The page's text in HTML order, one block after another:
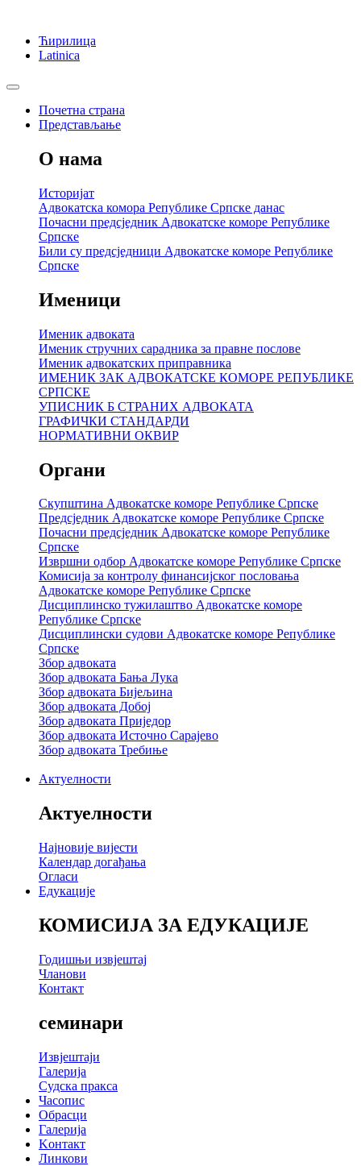
Ћирилица
Latinica
Почетна страна
Представљање
О нама
Историјат
Адвокатска комора Републике Српске данас
Почасни предсједник Адвокатске коморе Републике
Српске
Били су предсједници Адвокатске коморе Републике
Српске
Именици
Именик адвоката
Именик стручних сарадника за правне послове
Именик адвокатских приправника
ИМЕНИК ЗАК АДВОКАТСКЕ КОМОРЕ РЕПУБЛИКЕ
СРПСКЕ
УПИСНИК Б СТРАНИХ АДВОКАТА
ГРАФИЧКИ СТАНДАРДИ
НОРМАТИВНИ ОКВИР
Органи
Скупштина Адвокатске коморе Републике Српске
Предсједник Адвокатске коморе Републике Српске
Почасни предсједник Адвокатске коморе Републике
Српске
Извршни одбор Адвокатске коморе Републике Српске
Комисија за контролу финансијског пословања
Адвокатске коморе Републике Српске
Дисциплинско тужилаштво Адвокатске коморе
Републике Српске
Дисциплински судови Адвокатске коморе Републике
Српске
Збор адвоката
Збор адвоката Бања Лука
Збор адвоката Бијељина
Збор адвоката Добој
Збор адвоката Приједор
Збор адвоката Источно Сарајево
Збор адвоката Требиње
Актуелности
Актуелности
Најновије вијести
Календар догађања
Огласи
Едукације
КОМИСИЈА ЗА ЕДУКАЦИЈЕ
Годишњи извјештај
Чланови
Контакт
семинари
Извјештаји
Галерија
Судска пракса
Часопис
Обрасци
Галерија
Kонтакт
Линкови